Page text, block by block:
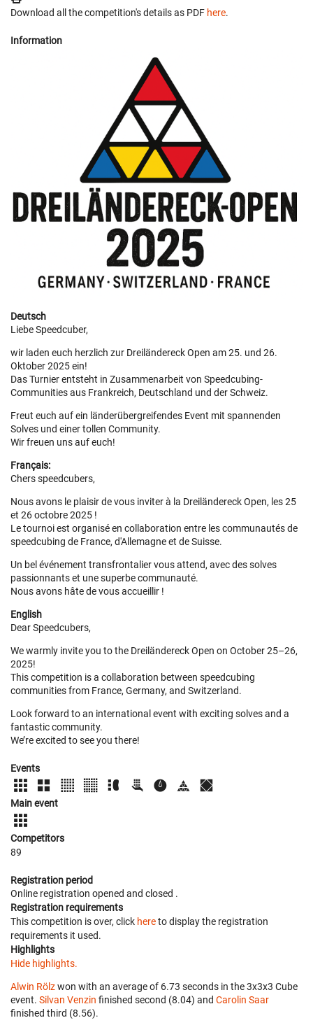
Download all the competition's details as PDF here.
Information
Deutsch
Liebe Speedcuber,
wir laden euch herzlich zur Dreiländereck Open am 25. und 26.
Oktober 2025 ein!
Das Turnier entsteht in Zusammenarbeit von Speedcubing-
Communities aus Frankreich, Deutschland und der Schweiz.
Freut euch auf ein länderübergreifendes Event mit spannenden
Solves und einer tollen Community.
Wir freuen uns auf euch!
Français:
Chers speedcubers,
Nous avons le plaisir de vous inviter à la Dreiländereck Open, les 25
et 26 octobre 2025 !
Le tournoi est organisé en collaboration entre les communautés de
speedcubing de France, d'Allemagne et de Suisse.
Un bel événement transfrontalier vous attend, avec des solves
passionnants et une superbe communauté.
Nous avons hâte de vous accueillir !
English
Dear Speedcubers,
We warmly invite you to the Dreiländereck Open on October 25–26,
2025!
This competition is a collaboration between speedcubing
communities from France, Germany, and Switzerland.
Look forward to an international event with exciting solves and a
fantastic community.
We’re excited to see you there!
Events
Main event
Competitors
89
Registration period
Online registration opened and closed .
Registration requirements
This competition is over, click hereto display the registration
requirements it used.
Highlights
Hide highlights.
Alwin Rölzwon with an average of 6.73 seconds in the 3x3x3 Cube
event. Silvan Venzin finished second (8.04) and Carolin Saar
finished third (8.56).